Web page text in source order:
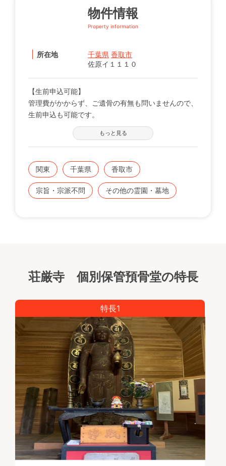
物件情報
Property information
所在地 千葉県 香取市
佐原イ１１１０
【生前申込可能】
管理費がかからず、ご遺骨の有無も問いませんので、
生前申込も可能です。
墓じまいによる遺骨の受け入れもしております。
【管理費、追加費用無し】
価格も安心。一般墓を建てるよりもかなり安価に納骨
することが可能です。さらに管理費も無料のため、初
期費用だけで永代供養されます。
少子高齢化、そして核家族化が進む中、こうした納骨
スタイルが全国で増えていますが、まだまだ高額なの
ご利用いただけます。ご家族に代わりご住職がご遺骨
縁仏」になる心配がありません。毎朝、法要もさせて
【宗旨宗派不問】
宗旨宗派を問わずどなたでもお申し込みいただけま
す。
【荘厳寺 預骨堂の特徴】
株式会社サンヘヴンとお寺様がタックを組んで実現し
た特別企画です！預骨数に限りがあります。遺骨は送
骨での受入になります。
お寺さんへの直接のお持込み、問い合わせは法務優先
のためご遠慮ください。 【保管料金】
期間：３年間（延長の場合はご相談下さい。）
費用：３５,０００円（個別保管）
１５,０００円（遺骨を返還または合祀費
もっと見る
関東 千葉県 香取市
宗旨・宗派不問 その他の霊園・墓地
荘厳寺 個別保管預骨堂の特長
特長1